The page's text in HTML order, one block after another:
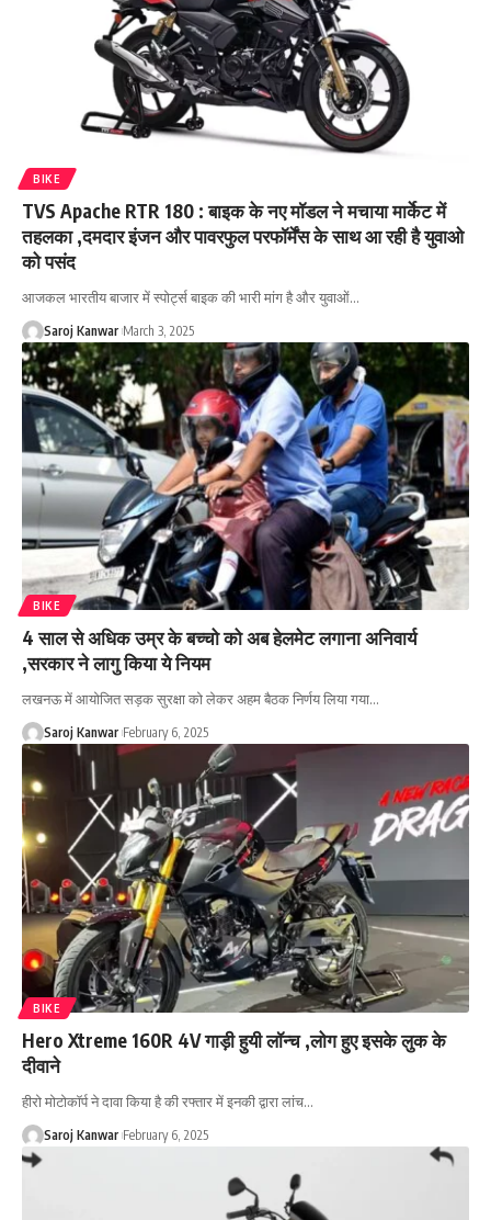
BIKE
TVS Apache RTR 180 : बाइक के नए मॉडल ने मचाया मार्केट में
तहलका ,दमदार इंजन और पावरफुल परफॉर्मेंस के साथ आ रही है युवाओ
को पसंद
आजकल भारतीय बाजार में स्पोर्ट्स बाइक की भारी मांग है और युवाओं…
Saroj Kanwar March 3, 2025
BIKE
4 साल से अधिक उम्र के बच्चो को अब हेलमेट लगाना अनिवार्य
,सरकार ने लागु किया ये नियम
लखनऊ में आयोजित सड़क सुरक्षा को लेकर अहम बैठक निर्णय लिया गया…
Saroj Kanwar February 6, 2025
BIKE
Hero Xtreme 160R 4V गाड़ी हुयी लॉन्च ,लोग हुए इसके लुक के
दीवाने
हीरो मोटोकॉर्प ने दावा किया है की रफ्तार में इनकी द्वारा लांच…
Saroj Kanwar February 6, 2025